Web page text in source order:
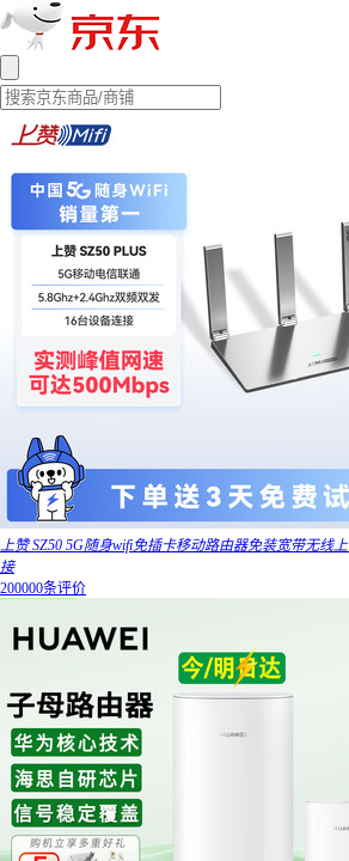
上赞 SZ50 5G随身wifi免插卡移动路由器免装宽带无线
接
200000条评价